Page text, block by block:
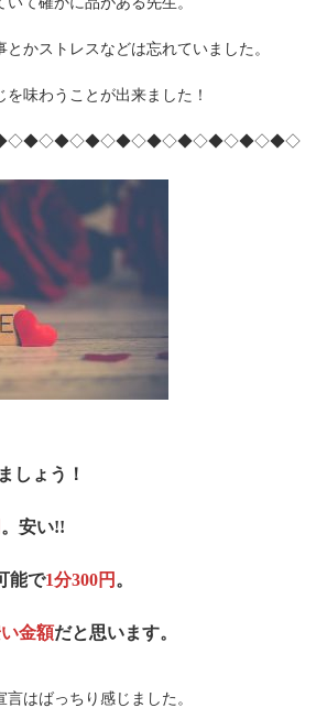
かストレスなどは忘れていました。
を味わうことが出来ました！
しょう！
。安い!!
能で1分300円 。
金額だと思います。
はばっちり感じました。